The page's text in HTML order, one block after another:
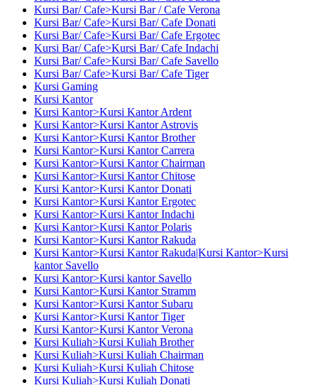
Kursi Bar/ Cafe>Kursi Bar / Cafe Verona
Kursi Bar/ Cafe>Kursi Bar/ Cafe Donati
Kursi Bar/ Cafe>Kursi Bar/ Cafe Ergotec
Kursi Bar/ Cafe>Kursi Bar/ Cafe Indachi
Kursi Bar/ Cafe>Kursi Bar/ Cafe Savello
Kursi Bar/ Cafe>Kursi Bar/ Cafe Tiger
Kursi Gaming
Kursi Kantor
Kursi Kantor>Kursi Kantor Ardent
Kursi Kantor>Kursi Kantor Astrovis
Kursi Kantor>Kursi Kantor Brother
Kursi Kantor>Kursi Kantor Carrera
Kursi Kantor>Kursi Kantor Chairman
Kursi Kantor>Kursi Kantor Chitose
Kursi Kantor>Kursi Kantor Donati
Kursi Kantor>Kursi Kantor Ergotec
Kursi Kantor>Kursi Kantor Indachi
Kursi Kantor>Kursi Kantor Polaris
Kursi Kantor>Kursi Kantor Rakuda
Kursi Kantor>Kursi Kantor Rakuda|Kursi Kantor>Kursi
kantor Savello
Kursi Kantor>Kursi kantor Savello
Kursi Kantor>Kursi Kantor Stramm
Kursi Kantor>Kursi Kantor Subaru
Kursi Kantor>Kursi Kantor Tiger
Kursi Kantor>Kursi Kantor Verona
Kursi Kuliah>Kursi Kuliah Brother
Kursi Kuliah>Kursi Kuliah Chairman
Kursi Kuliah>Kursi Kuliah Chitose
Kursi Kuliah>Kursi Kuliah Donati